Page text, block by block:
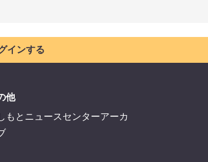
インする
他
もとニュースセンターアーカ